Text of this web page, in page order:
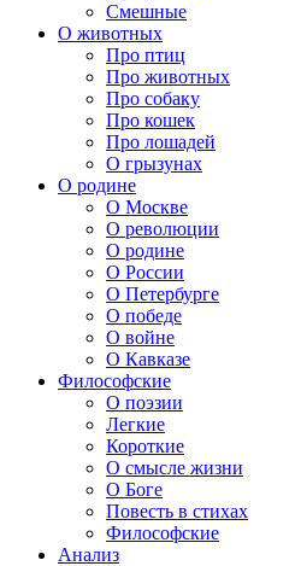
Смешные
О животных
Про птиц
Про животных
Про собаку
Про кошек
Про лошадей
О грызунах
О родине
О Москве
О революции
О родине
О России
О Петербурге
О победе
О войне
О Кавказе
Философские
О поэзии
Легкие
Короткие
О смысле жизни
О Боге
Повесть в стихах
Философские
Анализ